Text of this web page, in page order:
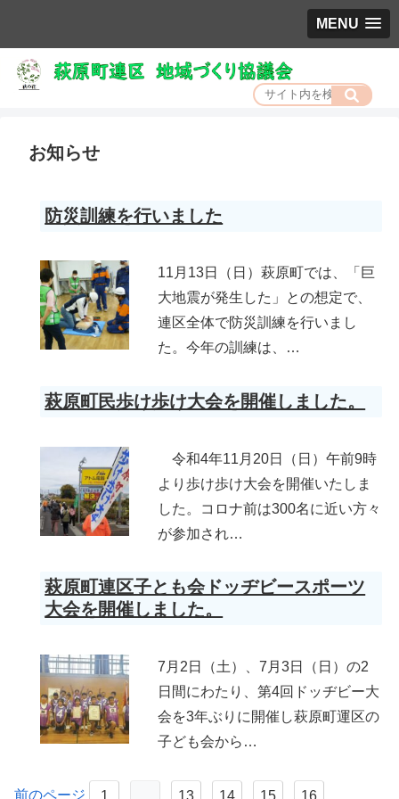
MENU
お知らせ
防災訓練を行いました
11月13日（日）萩原町では、「巨
大地震が発生した」との想定で、
連区全体で防災訓練を行いまし
た。今年の訓練は、…
萩原町民歩け歩け大会を開催しました。
令和4年11月20日（日）午前9時
より歩け歩け大会を開催いたしま
した。コロナ前は300名に近い方々
が参加され…
萩原町連区子とも会ドッヂビースポーツ
大会を開催しました。
7月2日（土）、7月3日（日）の2
日間にわたり、第4回ドッヂビー大
会を3年ぶりに開催し萩原町運区の
子ども会から…
前のページ 1 13 14 15 16